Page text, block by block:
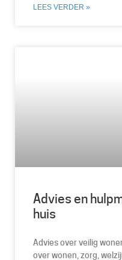
LEES VERDER »
Advies en
huis
Advies over veilig
over wonen, zorg,